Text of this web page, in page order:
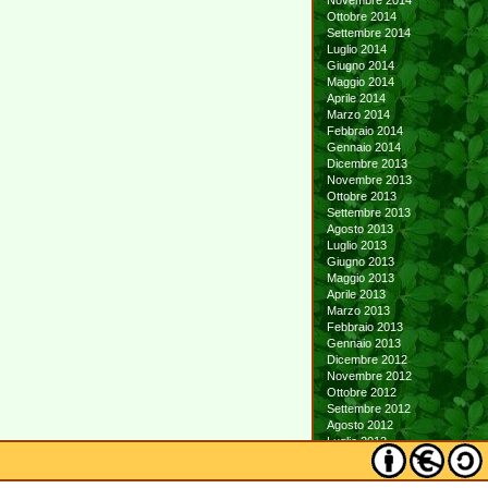
Ottobre 2014
Settembre 2014
Luglio 2014
Giugno 2014
Maggio 2014
Aprile 2014
Marzo 2014
Febbraio 2014
Gennaio 2014
Dicembre 2013
Novembre 2013
Ottobre 2013
Settembre 2013
Agosto 2013
Luglio 2013
Giugno 2013
Maggio 2013
Aprile 2013
Marzo 2013
Febbraio 2013
Gennaio 2013
Dicembre 2012
Novembre 2012
Ottobre 2012
Settembre 2012
Agosto 2012
Luglio 2012
Giugno 2012
Maggio 2012